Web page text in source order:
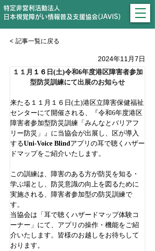
特定非営利活動法人
日本視覚障がい情報普及支援協会(JAVIS)
< 記事一覧に戻る
2024年11月7日
１１月 １６ 日 (土)令和6年度港区障害者参加
型防災訓練にて出展のお知らせ
来たる１１月１６日(土)港区立障害保健福祉
センターにて開催される、『令和6年度港区
障害者参加型防災訓練「みんなとバリアフ
リー防災」』に当協会が出展し、区が導入
するUni-Voice Blindアプリの耳で聴くハザー
ドマップをご紹介いたします。
この訓練は、障害のある方が防災を知る・
学ぶ場とし、防災意識の向上を図るために
実施される、障害者参加型の防災訓練で
す。
当協会は「耳で聴くハザードマップ体験コ
ーナー」にて、アプリの操作・機能をご紹
介いたします。皆様のお越しをお待ちして
おります。